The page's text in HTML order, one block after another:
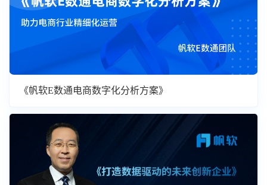
《帆软E数通电商数字化分析方案》